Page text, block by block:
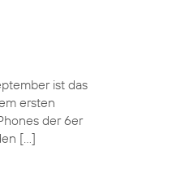
ist das
ersten
der 6er
[…]